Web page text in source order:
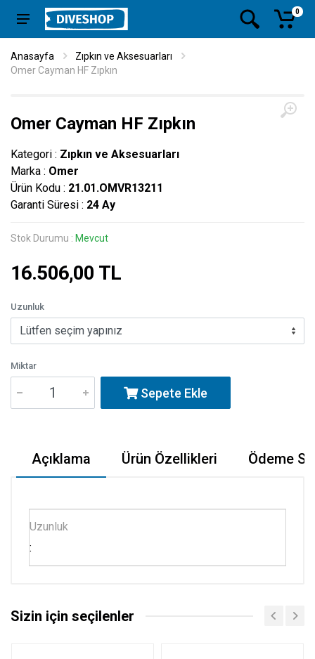
0
Anasayfa
Zıpkın ve Aksesuarları
Omer Cayman HF Zıpkın
Omer Cayman HF Zıpkın
Kategori : Zıpkın ve Aksesuarları
Marka : Omer
Ürün Kodu : 21.01.OMVR13211
Garanti Süresi : 24 Ay
Stok Durumu : Mevcut
16.506,00 TL
Uzunluk
Miktar
Sepete Ekle
Açıklama Ürün Özellikleri Ödeme
Uzunluk
:
Sizin için seçilenler